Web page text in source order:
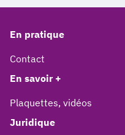
En pratique
Contact
En savoir +
Plaquettes, vidéos
Juridique